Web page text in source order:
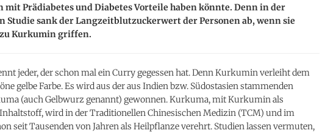
mit Prädiabetes und Diabetes Vorteile haben könnte. Denn in der
Studie sank der Langzeitblutzuckerwert der Personen ab, wenn sie
Kurkumin griffen.
jeder, der schon mal ein Curry gegessen hat. Denn Kurkumin verleiht dem
gelbe Farbe. Es wird aus der aus Indien bzw. Südostasien stammenden
(auch Gelbwurz genannt) gewonnen. Kurkuma, mit Kurkumin als
wird in der Traditionellen Chinesischen Medizin (TCM) und im
seit Tausenden von Jahren als Heilpflanze verehrt. Studien lassen vermuten,